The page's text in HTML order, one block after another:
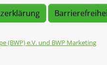
(BWP) e.V. und BWP Marketing